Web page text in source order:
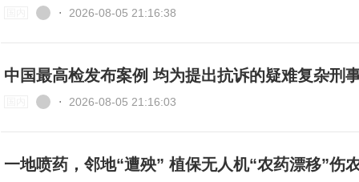
⋅ 2026-08-05 21:16:38
中国最高检发布案例 均为提出抗诉的疑难复杂刑
⋅ 2026-08-05 21:16:03
一地喷药，邻地“遭殃” 植保无人机“农药漂移”伤